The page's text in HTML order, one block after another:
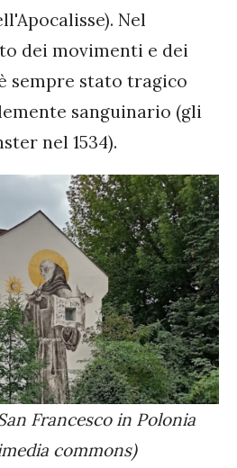
Nel
dei movimenti e dei
sempre stato tragico
sanguinario (gli
nel 1534).
Francesco in Polonia
commons)